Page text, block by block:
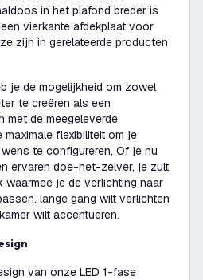
in het plafond breder is
vierkante afdekplaat voor
zijn in gerelateerde producten
je de mogelijkheid om zowel
te creëren als een
met de meegeleverde
flexibiliteit om je
te configureren, Of je nu
ervaren doe-het-zelver, je zult
waarmee je de verlichting naar
lange gang wilt verlichten
wilt accentueren.
van onze LED 1-fase